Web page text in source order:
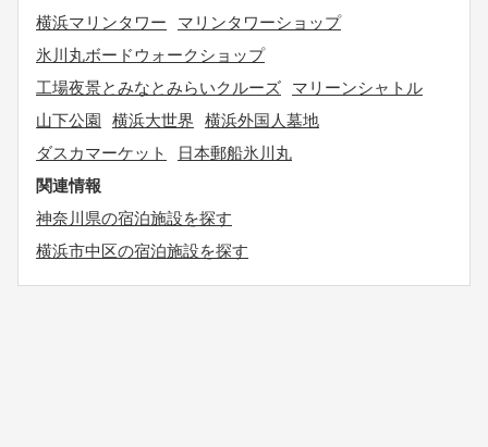
横浜マリンタワー
マリンタワーショップ
氷川丸ボードウォークショップ
工場夜景とみなとみらいクルーズ
マリーンシャトル
山下公園
横浜大世界
横浜外国人墓地
ダスカマーケット
日本郵船氷川丸
関連情報
神奈川県の宿泊施設を探す
横浜市中区の宿泊施設を探す